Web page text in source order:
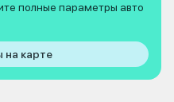
полные параметры авто
на карте